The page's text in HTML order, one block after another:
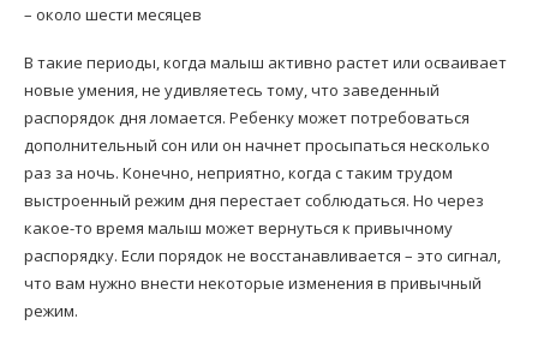
– около шести месяцев
В такие периоды, когда малыш активно растет или осваивает
новые умения, не удивляетесь тому, что заведенный
распорядок дня ломается. Ребенку может потребоваться
дополнительный сон или он начнет просыпаться несколько
раз за ночь. Конечно, неприятно, когда с таким трудом
выстроенный режим дня перестает соблюдаться. Но через
какое-то время малыш может вернуться к привычному
распорядку. Если порядок не восстанавливается – это сигнал,
что вам нужно внести некоторые изменения в привычный
режим.